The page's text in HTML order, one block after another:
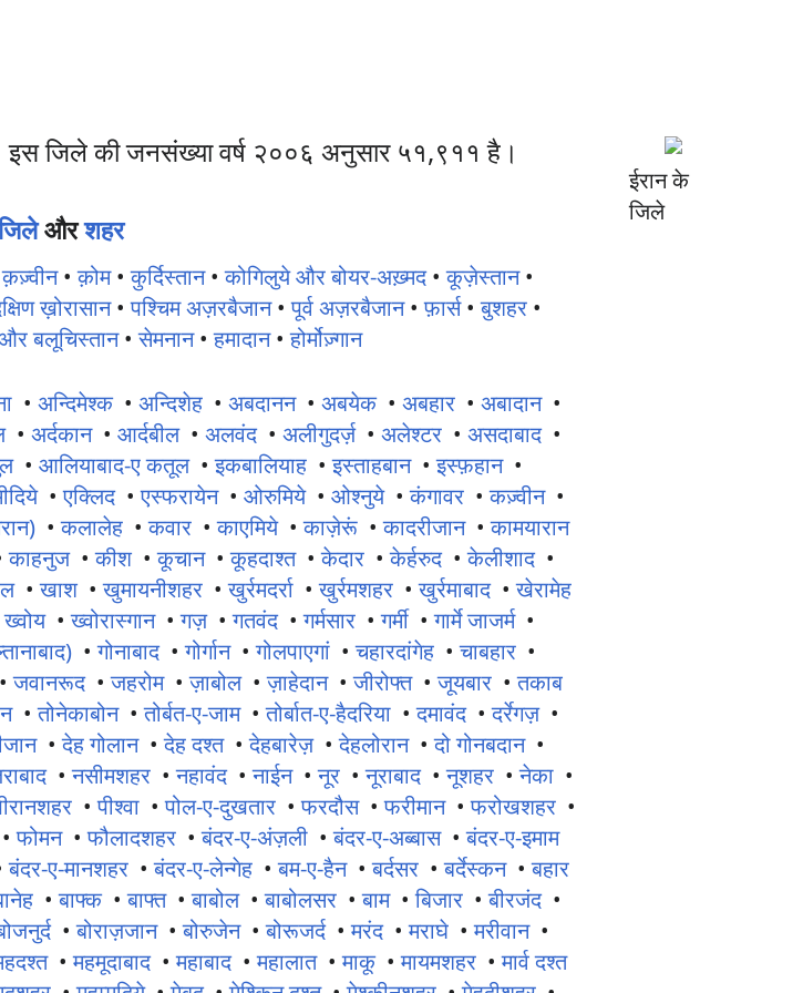
ईरान के
जिले
इस जिले की जनसंख्या वर्ष २००६ अनुसार ५१,९११ है।
औरशहर
क़ज़्वीन•क़ोम•कुर्दिस्तान•कोगिलुये और बोयर-अख़्मद•कूज़ेस्तान•
ख़ोरासान•पश्चिम अज़रबैजान•पूर्व अज़रबैजान•फ़ार्स•बुशहर •
बलूचिस्तान•सेमनान•हमादान•होर्मोज़्गान
•अन्दिमेश्क•अन्दिशेह •अबदानन•अबयेक•अबहार •अबादान•
•अर्दकान•आर्दबील•अलवंद•अलीगुदर्ज़•अलेश्टर •असदाबाद•
•आलियाबाद-ए कतूल•इकबालियाह •इस्ताहबान•इस्फ़हान•
•एक्लिद•एस्फरायेन•ओरुमिये•ओश्नुये•कंगावर •कज़्वीन •
•कलालेह •कवार •काएमिये•काज़ेरूं •कादरीजान•कामयारान
काहनुज•कीश•कूचान•कूहदाश्त•केदार •केर्हरुद•केलीशाद•
•खाश•खुमायनीशहर •खुर्रमदर्रा •खुर्रमशहर •खुर्रमाबाद•खेरामेह
ख्वोय•ख्वोरास्गान•गज़•गतवंद•गर्मसार •गर्मी•गार्मे जाजर्म•
•गोनाबाद•गोर्गान•गोलपाएगां •चहारदांगेह •चाबहार •
•जवानरूद•जहरोम•ज़ाबोल•ज़ाहेदान•जीरोफ्त•जूयबार •तकाब
•तोनेकाबोन•तोर्बत-ए-जाम•तोर्बात-ए-हैदरिया •दमावंद•दर्रेगज़•
•देह गोलान•देह दश्त•देहबारेज़•देहलोरान•दो गोनबदान•
•नसीमशहर •नहावंद•नाईन•नूर •नूराबाद•नूशहर •नेका •
•पीश्वा •पोल-ए-दुखतार •फरदौस•फरीमान•फरोखशहर •
•फोमन•फौलादशहर •बंदर-ए-अंज़ली •बंदर-ए-अब्बास•बंदर-ए-इमाम
बंदर-ए-मानशहर •बंदर-ए-लेन्गेह •बम-ए-हैन•बर्दसर •बर्देस्कन•बहार
•बाफ्क•बाफ्त•बाबोल•बाबोलसर •बाम•बिजार •बीरजंद•
•बोराज़जान•बोरुजेन•बोरूजर्द•मरंद•मराघे •मरीवान•
•महमूदाबाद•महाबाद•महालात•माकू•मायमशहर •मार्व दश्त